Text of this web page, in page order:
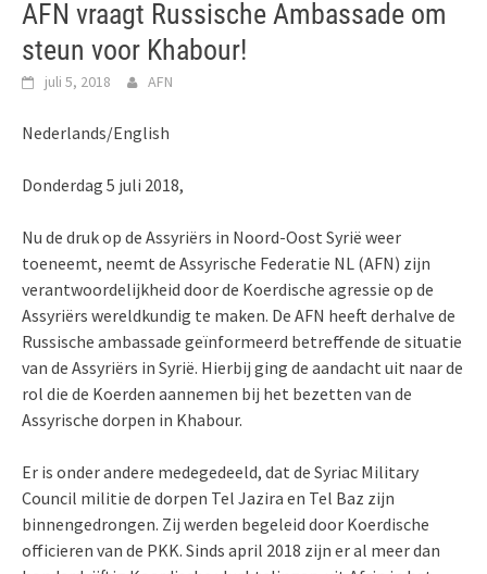
AFN vraagt Russische Ambassade om
steun voor Khabour!
juli 5, 2018 AFN
Nederlands/English
Donderdag 5 juli 2018,
Nu de druk op de Assyriërs in Noord-Oost Syrië weer
toeneemt, neemt de Assyrische Federatie NL (AFN) zijn
verantwoordelijkheid door de Koerdische agressie op de
Assyriërs wereldkundig te maken. De AFN heeft derhalve de
Russische ambassade geïnformeerd betreffende de situatie
van de Assyriërs in Syrië. Hierbij ging de aandacht uit naar de
rol die de Koerden aannemen bij het bezetten van de
Assyrische dorpen in Khabour.
Er is onder andere medegedeeld, dat de Syriac Military
Council militie de dorpen Tel Jazira en Tel Baz zijn
binnengedrongen. Zij werden begeleid door Koerdische
officieren van de PKK. Sinds april 2018 zijn er al meer dan